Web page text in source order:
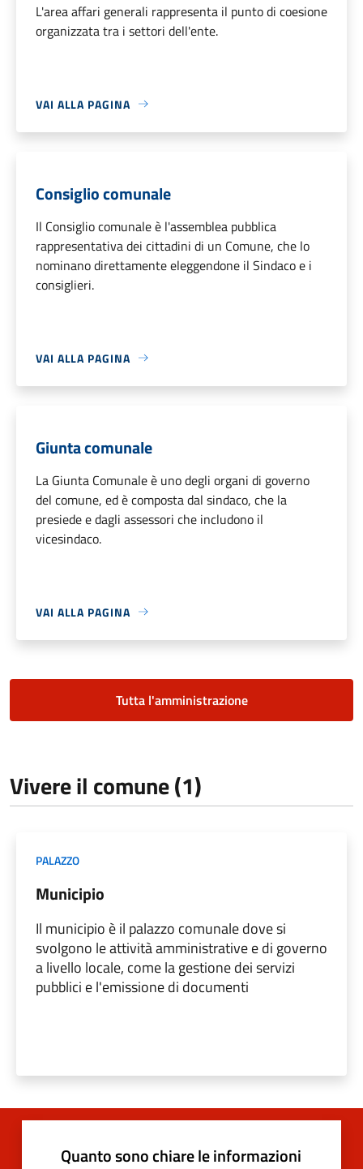
L'area affari generali rappresenta il punto di coesione
organizzata tra i settori dell'ente.
VAI ALLA PAGINA
Consiglio comunale
Il Consiglio comunale è l'assemblea pubblica
rappresentativa dei cittadini di un Comune, che lo
nominano direttamente eleggendone il Sindaco e i
consiglieri.
VAI ALLA PAGINA
Giunta comunale
La Giunta Comunale è uno degli organi di governo
del comune, ed è composta dal sindaco, che la
presiede e dagli assessori che includono il
vicesindaco.
VAI ALLA PAGINA
Tutta l'amministrazione
Vivere il comune (1)
PALAZZO
Municipio
Il municipio è il palazzo comunale dove si
svolgono le attività amministrative e di governo
a livello locale, come la gestione dei servizi
pubblici e l'emissione di documenti
Quanto sono chiare le informazioni